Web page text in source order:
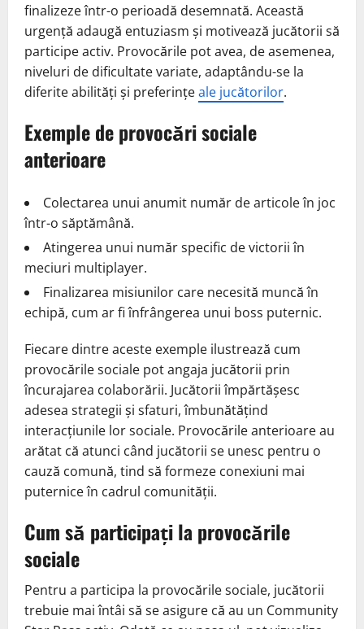
finalizeze într-o perioadă desemnată. Această
urgență adaugă entuziasm și motivează jucătorii să
participe activ. Provocările pot avea, de asemenea,
niveluri de dificultate variate, adaptându-se la
diferite abilități și preferințeale jucătorilor.
Exemple de provocări sociale
anterioare
Colectarea unui anumit număr de articole în joc
într-o săptămână.
Atingerea unui număr specific de victorii în
meciuri multiplayer.
Finalizarea misiunilor care necesită muncă în
echipă, cum ar fi înfrângerea unui boss puternic.
Fiecare dintre aceste exemple ilustrează cum
provocările sociale pot angaja jucătorii prin
încurajarea colaborării. Jucătorii împărtășesc
adesea strategii și sfaturi, îmbunătățind
interacțiunile lor sociale. Provocările anterioare au
arătat că atunci când jucătorii se unesc pentru o
cauză comună, tind să formeze conexiuni mai
puternice în cadrul comunității.
Cum să participați la provocările
sociale
Pentru a participa la provocările sociale, jucătorii
trebuie mai întâi să se asigure că au un Community